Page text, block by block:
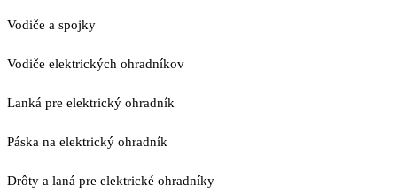
Vodiče a spojky
Vodiče elektrických ohradníkov
Lanká pre elektrický ohradník
Páska na elektrický ohradník
Drôty a laná pre elektrické ohradníky